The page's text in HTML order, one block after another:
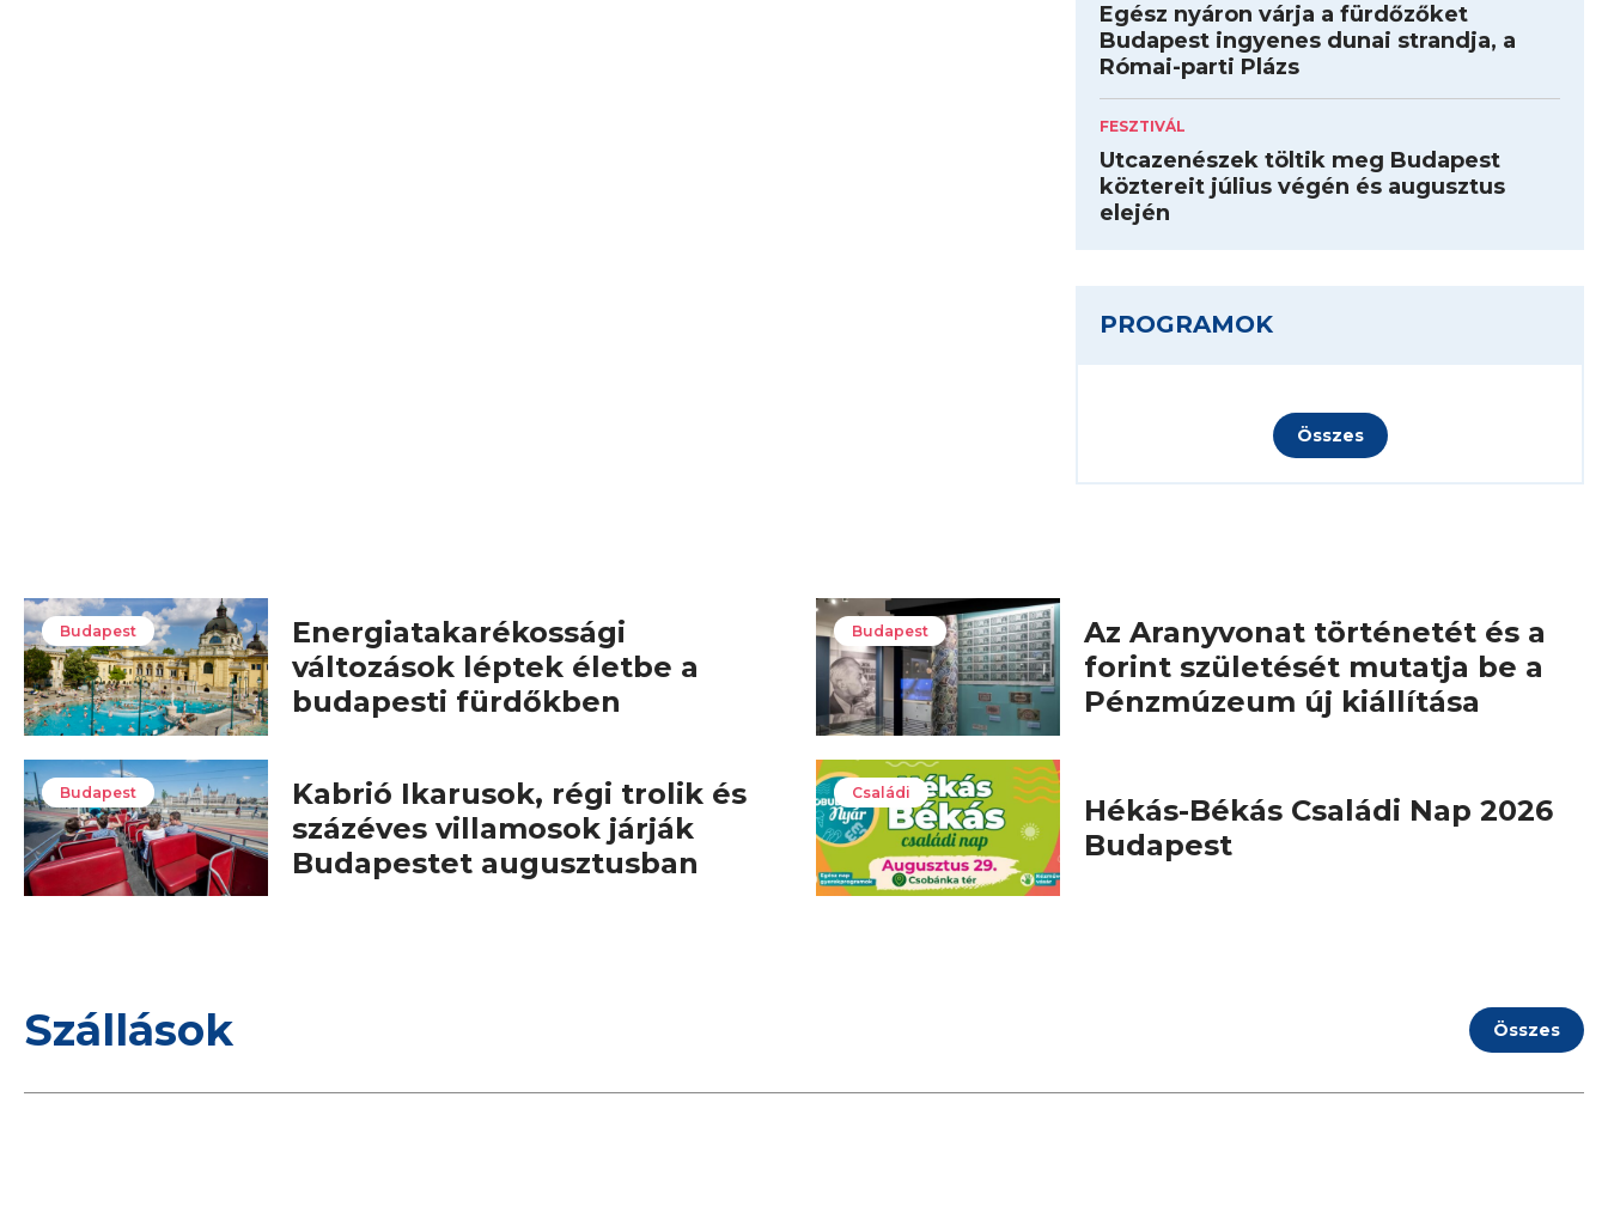
Egész nyáron várja a fürdőzőket
Budapest ingyenes dunai strandja, a
Római-parti Plázs
FESZTIVÁL
Utcazenészek töltik meg Budapest
köztereit július végén és augusztus
elején
PROGRAMOK
Összes
Budapest
Energiatakarékossági
változások léptek életbe a
budapesti fürdőkben
Budapest
Az Aranyvonat történetét és a
forint születését mutatja be a
Pénzmúzeum új kiállítása
Budapest
Kabrió Ikarusok, régi trolik és
százéves villamosok járják
Budapestet augusztusban
Családi
Hékás-Békás Családi Nap 2026
Budapest
Szállások Összes